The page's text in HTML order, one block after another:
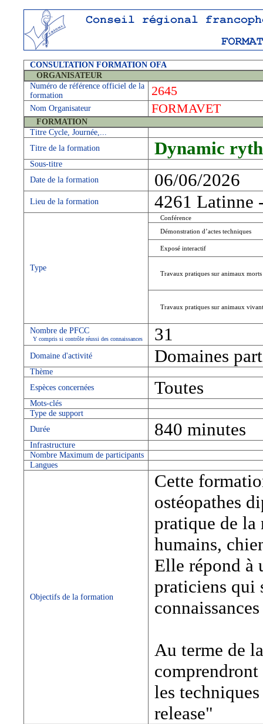
CONSULTATION FORMATION OFA
ORGANISATEUR
Numéro de référence officiel de la
formation
2645
Nom Organisateur FORMAVET
FORMATION
Titre Cycle, Journée,...
Titre de la formation
Dynamic
Sous-titre
Date de la formation
06/06/2026
Lieu de la formation 4261 Latinne
Type
Conférence
Démonstration d’actes techniques
Exposé interactif
Travaux pratiques sur animaux morts
Travaux pratiques sur animaux
Nombre de PFCC
Y compris si contrôle réussi des connaissances 31
Domaine d'activité Domaines
Thème
Espèces concernées
Toutes
Mots-clés
Type de support
Durée
840 minutes
Infrastructure
Nombre Maximum de participants
Langues
Objectifs de la formation
Cette
ostéopathes
pratique de la
humains,
Elle répond à
praticiens qui
Au terme de
comprendront
les
release"